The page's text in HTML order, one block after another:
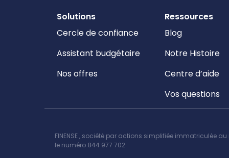
Solutions
Cercle de confiance
Assistant budgétaire
Nos offres
Ressources
Blog
Notre Histoire
Centre d’aide
Vos questions
FINENSE , société par actions simplifiée immatriculée
le numéro 844 977 702.